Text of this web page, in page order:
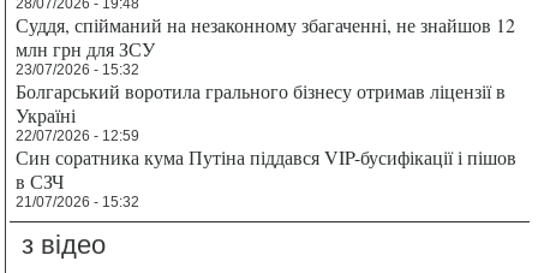
28/07/2026 - 19:48
Суддя, спійманий на незаконному збагаченні, не знайшов 12
млн грн для ЗСУ
23/07/2026 - 15:32
Болгарський воротила грального бізнесу отримав ліцензії в
Україні
22/07/2026 - 12:59
Син соратника кума Путіна піддався VIP-бусифікації і пішов
в СЗЧ
21/07/2026 - 15:32
з відео